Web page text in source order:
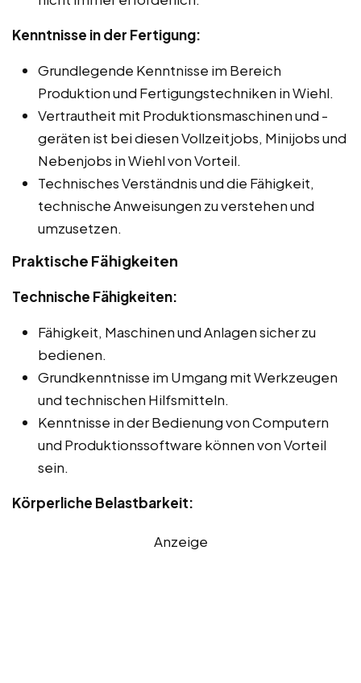
Kenntnisse in der Fertigung:
Grundlegende Kenntnisse im Bereich
Produktion und Fertigungstechniken in Wiehl.
Vertrautheit mit Produktionsmaschinen und -
geräten ist bei diesen Vollzeitjobs, Minijobs und
Nebenjobs in Wiehl von Vorteil.
Technisches Verständnis und die Fähigkeit,
technische Anweisungen zu verstehen und
umzusetzen.
Praktische Fähigkeiten
Technische Fähigkeiten:
Fähigkeit, Maschinen und Anlagen sicher zu
bedienen.
Grundkenntnisse im Umgang mit Werkzeugen
und technischen Hilfsmitteln.
Kenntnisse in der Bedienung von Computern
und Produktionssoftware können von Vorteil
sein.
Körperliche Belastbarkeit:
Anzeige